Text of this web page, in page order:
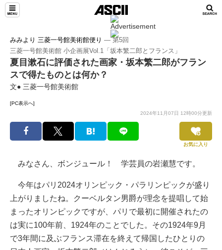
みみより 三菱一号館美術館便り ― 第5回
三菱一号館美術館 小企画展Vol.1「坂本繁二郎とフランス」
夏目漱石に評価された画家・坂本繁二郎がフラン
スで得たものとは何か？
文● 三菱一号館美術館
[PC表示へ]
2024年11月07日 12時00分更新
お気に入り
みなさん、ボンジュール！ 学芸員の岩瀬慧です。
今年はパリ2024オリンピック・パラリンピックが盛り
上がりましたね。クーベルタン男爵が理念を提唱して始
まったオリンピックですが、パリで最初に開催されたの
は実に100年前、1924年のことでした。その1924年9月
で3年間に及ぶフランス滞在を終えて帰国したひとりの